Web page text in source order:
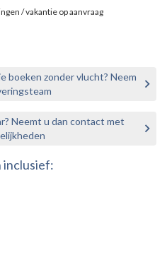
/ vakantie op aanvraag
boeken zonder vlucht? Neem
Neemt u dan contact met
inclusief: